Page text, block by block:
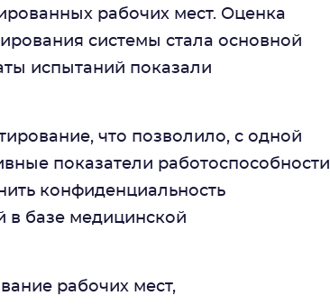
рабочих мест. Оценка
системы стала основной
испытаний показали
что позволило, с одной
показатели работоспособности
конфиденциальность
в базе медицинской
рабочих мест,